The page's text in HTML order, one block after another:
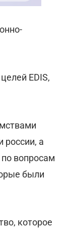
EDIS,
россии, а
вопросам
были
которое